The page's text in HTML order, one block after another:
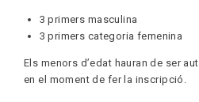
3 primers masculina
3 primers categoria femenina
Els menors d’edat hauran de ser
en el moment de fer la inscripció.